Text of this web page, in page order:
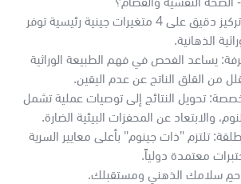
تحليل جيني متخصص: تركيز دقيق على 4 متغيرات جينية رئيسية توفر
الذهانية.
يساعد الفحص في فهم الطبيعة الوراثية
من القلق الناتج عن عدم اليقين.
تحويل النتائج إلى توصيات عملية تشمل
والابتعاد عن المحفزات البيئية الضارة.
تلتزم "ذات جينوم" بأعلى معايير السرية
معتمدة دولياً.
سلامك الذهني ومستقبلك.